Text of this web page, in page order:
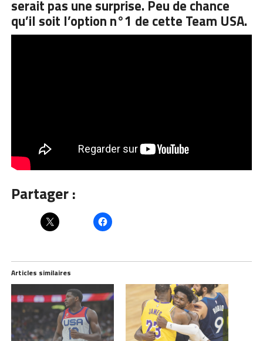
serait pas une surprise. Peu de chance
qu’il soit l’option n°1 de cette Team USA.
Partager :
Articles similaires